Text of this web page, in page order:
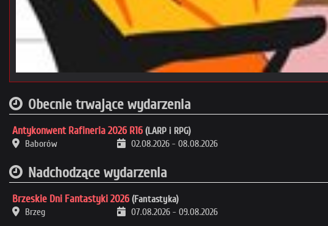
Obecnie trwające wydarzenia
Antykonwent Rafineria 2026 R16 (LARP i RPG)
Baborów
02.08.2026 - 08.08.2026
Nadchodzące wydarzenia
Brzeskie Dni Fantastyki 2026 (Fantastyka)
Brzeg
07.08.2026 - 09.08.2026